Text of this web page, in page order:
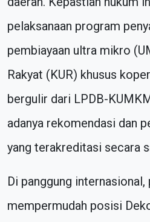
pelaksanaan program
pembiayaan ultra mikro
Rakyat (KUR) khusus
bergulir dari LPDB-
adanya rekomendasi dan
yang terakreditasi secara
Di panggung internasional,
mempermudah posisi